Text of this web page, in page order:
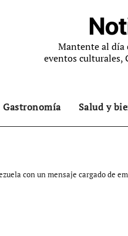
Mantente al día
eventos culturales,
Gastronomía Salud y
con un mensaje cargado de